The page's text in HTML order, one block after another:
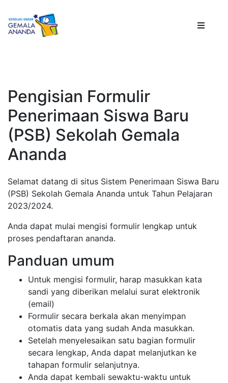
Pengisian Formulir
Penerimaan Siswa Baru
(PSB) Sekolah Gemala
Ananda
Selamat datang di situs Sistem Penerimaan Siswa Baru
(PSB) Sekolah Gemala Ananda untuk Tahun Pelajaran
2023/2024.
Anda dapat mulai mengisi formulir lengkap untuk
proses pendaftaran ananda.
Panduan umum
Untuk mengisi formulir, harap masukkan kata
sandi yang diberikan melalui surat elektronik
(email)
Formulir secara berkala akan menyimpan
otomatis data yang sudah Anda masukkan.
Setelah menyelesaikan satu bagian formulir
secara lengkap, Anda dapat melanjutkan ke
tahapan formulir selanjutnya.
Anda dapat kembali sewaktu-waktu untuk